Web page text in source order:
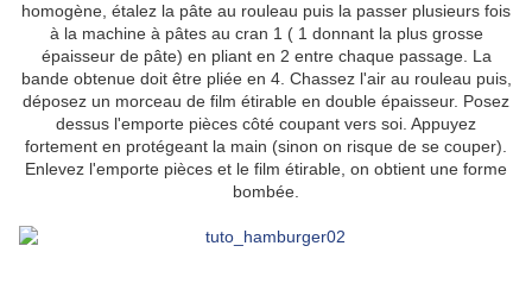
homogène, étalez la pâte au rouleau puis la passer plusieurs fois
à la machine à pâtes au cran 1 ( 1 donnant la plus grosse
épaisseur de pâte) en pliant en 2 entre chaque passage. La
bande obtenue doit être pliée en 4. Chassez l'air au rouleau puis,
déposez un morceau de film étirable en double épaisseur. Posez
dessus l'emporte pièces côté coupant vers soi. Appuyez
fortement en protégeant la main (sinon on risque de se couper).
Enlevez l'emporte pièces et le film étirable, on obtient une forme
bombée.